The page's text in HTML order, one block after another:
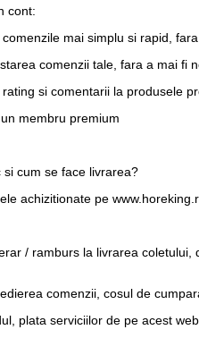
cont:
mai simplu si rapid,
comenzii tale, fara a mai fi
si comentarii la produsele
membru premium
si cum se face livrarea?
achizitionate pe
/ ramburs la livrarea
comenzii, cosul de
plata serviciilor de pe acest